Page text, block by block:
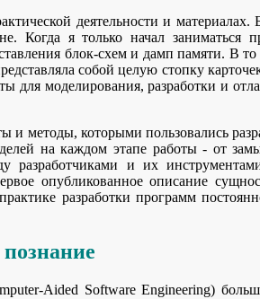
деятельности и материалах.
я только начал заниматься
блок-схем и дамп памяти. В
собой целую стопку
для моделирования, разработки и
и методы, которыми пользовались
на каждом этапе работы - от
разработчиками и их
опубликованное описание
разработки программ
Aided Software Engineering)